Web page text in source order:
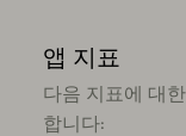
앱 지표
다음 지표에 대
합니다: